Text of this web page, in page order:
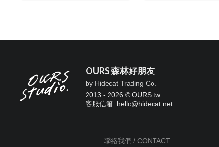
OURS 森林好朋友
by Hidecat Trading Co.
2013 - 2026 © OURS.tw
客服信箱: hello@hidecat.net
聯絡我們 / CONTACT